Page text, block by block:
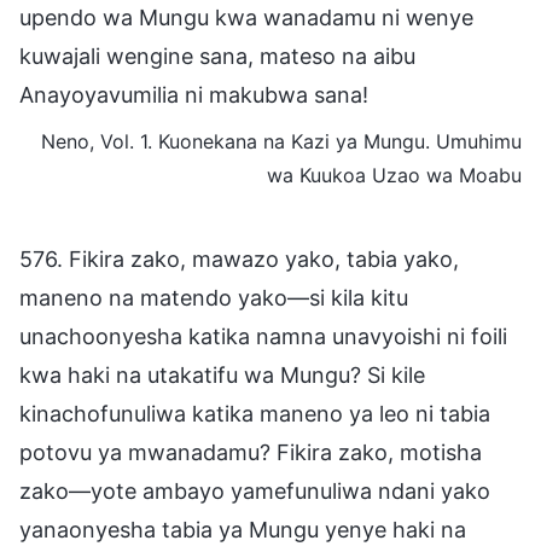
upendo wa Mungu kwa wanadamu ni wenye
kuwajali wengine sana, mateso na aibu
Anayoyavumilia ni makubwa sana!
Neno, Vol. 1. Kuonekana na Kazi ya Mungu. Umuhimu
wa Kuukoa Uzao wa Moabu
576. Fikira zako, mawazo yako, tabia yako,
maneno na matendo yako—si kila kitu
unachoonyesha katika namna unavyoishi ni foili
kwa haki na utakatifu wa Mungu? Si kile
kinachofunuliwa katika maneno ya leo ni tabia
potovu ya mwanadamu? Fikira zako, motisha
zako—yote ambayo yamefunuliwa ndani yako
yanaonyesha tabia ya Mungu yenye haki na